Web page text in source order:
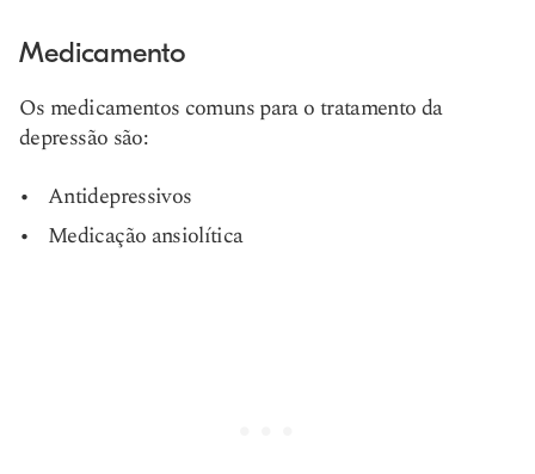
Medicamento
Os medicamentos comuns para o tratamento da
depressão são:
Antidepressivos
Medicação ansiolítica